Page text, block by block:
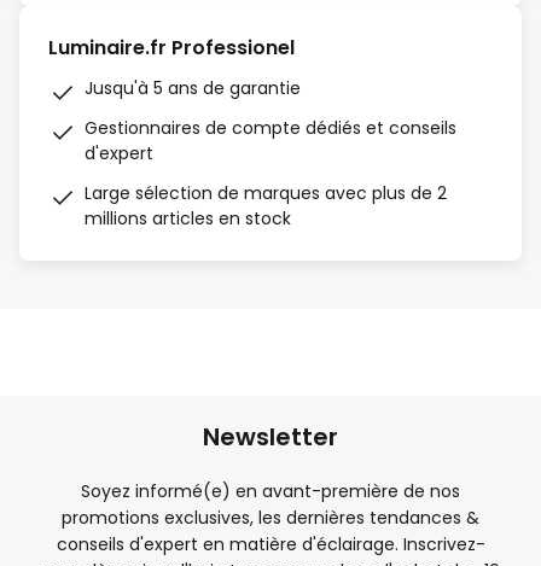
Luminaire.fr Professionel
Jusqu'à 5 ans de garantie
Gestionnaires de compte dédiés et conseils
d'expert
Large sélection de marques avec plus de 2
millions articles en stock
Newsletter
Soyez informé(e) en avant-première de nos
promotions exclusives, les dernières tendances &
conseils d'expert en matière d'éclairage. Inscrivez-